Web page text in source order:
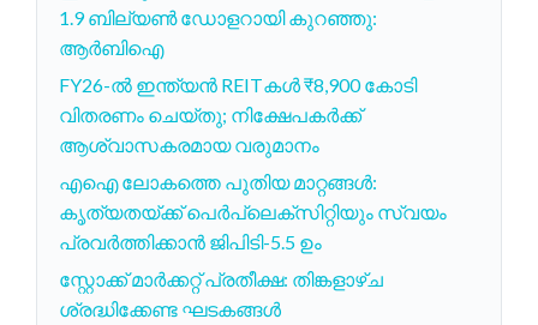
1.9 ബില്യൺ ഡോളറായി കുറഞ്ഞു:
ആർബിഐ
FY26-ൽ ഇന്ത്യൻ REITകൾ ₹8,900 കോടി
വിതരണം ചെയ്തു; നിക്ഷേപകർക്ക്
ആശ്വാസകരമായ വരുമാനം
എഐ ലോകത്തെ പുതിയ മാറ്റങ്ങൾ:
കൃത്യതയ്ക്ക് പെർപ്ലെക്സിറ്റിയും സ്വയം
പ്രവർത്തിക്കാൻ ജിപിടി-5.5 ഉം
സ്റ്റോക്ക് മാർക്കറ്റ് പ്രതീക്ഷ: തിങ്കളാഴ്ച
ശ്രദ്ധിക്കേണ്ട ഘടകങ്ങൾ